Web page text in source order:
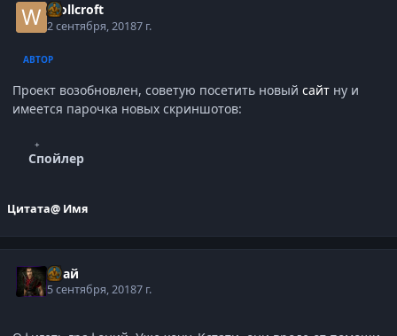
Wollcroft
2 сентября, 20187 г.
АВТОР
Проект возобновлен, советую посетить новый сайт ну и
имеется парочка новых скриншотов:
Спойлер
Цитата@ Имя
Слай
5 сентября, 20187 г.